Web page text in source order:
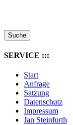
Suche
SERVICE :::
Start
Anfrage
Satzung
Datenschutz
Impressum
Jan Steinfurth